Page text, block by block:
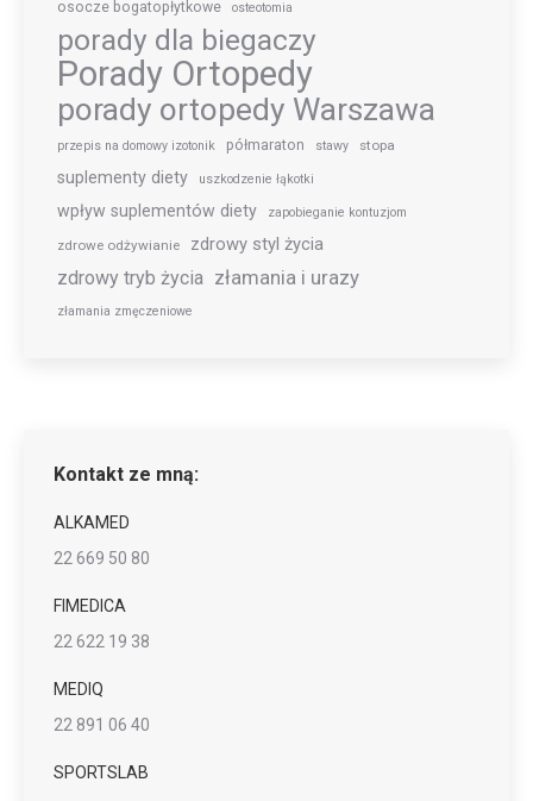
osocze bogatopłytkowe osteotomia
porady dla biegaczy
Porady Ortopedy
porady ortopedy Warszawa
przepis na domowy izotonik półmaraton stawy stopa
suplementy diety uszkodzenie łąkotki
wpływ suplementów diety zapobieganie kontuzjom
zdrowe odżywianie zdrowy styl życia
zdrowy tryb życia złamania i urazy
złamania zmęczeniowe
Kontakt ze mną:
ALKAMED
22 669 50 80
FIMEDICA
22 622 19 38
MEDIQ
22 891 06 40
SPORTSLAB